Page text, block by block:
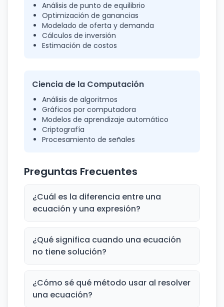
Análisis de punto de equilibrio
Optimización de ganancias
Modelado de oferta y demanda
Cálculos de inversión
Estimación de costos
Ciencia de la Computación
Análisis de algoritmos
Gráficos por computadora
Modelos de aprendizaje automático
Criptografía
Procesamiento de señales
Preguntas Frecuentes
¿Cuál es la diferencia entre una
ecuación y una expresión?
¿Qué significa cuando una ecuación
no tiene solución?
¿Cómo sé qué método usar al resolver
una ecuación?